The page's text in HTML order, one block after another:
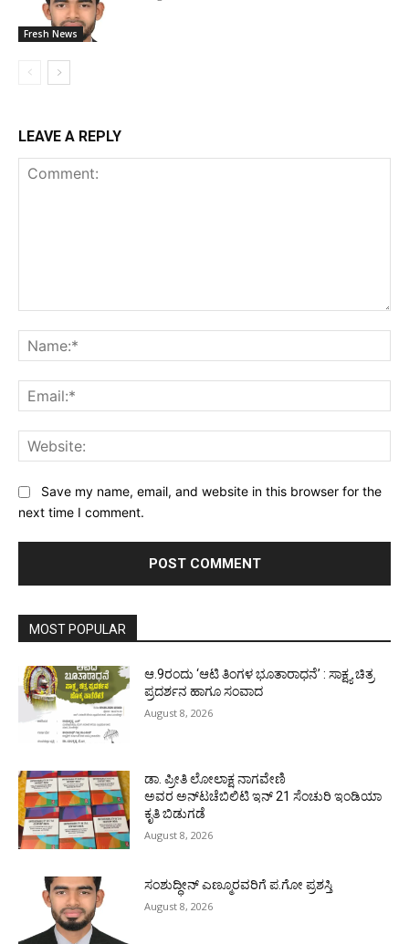
Fresh News
LEAVE A REPLY
Save my name, email, and website in this browser for the
next time I comment.
MOST POPULAR
ಆ.9ರಂದು ‘ಆಟಿ ತಿಂಗಳ ಭೂತಾರಾಧನೆ’ : ಸಾಕ್ಷ್ಯ ಚಿತ್ರ
ಪ್ರದರ್ಶನ ಹಾಗೂ ಸಂವಾದ
August 8, 2026
ಡಾ. ಪ್ರೀತಿ ಲೋಲಾಕ್ಷ ನಾಗವೇಣಿ
ಅವರ ಅನ್‌ಟಚೆಬಿಲಿಟಿ ಇನ್ 21 ಸೆಂಚುರಿ ಇಂಡಿಯಾ
ಕೃತಿ ಬಿಡುಗಡೆ
August 8, 2026
ಸಂಶುದ್ಧೀನ್ ಎಣ್ಮೂರವರಿಗೆ ಪ.ಗೋ ಪ್ರಶಸ್ತಿ
August 8, 2026